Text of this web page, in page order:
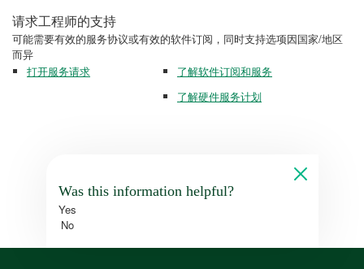
请求工程师的支持
可能需要有效的服务协议或有效的软件订阅，同时支持选项因国家/地区
而异
打开服务请求
了解软件订阅和服务
了解硬件服务计划
Was this information helpful?
Yes
No